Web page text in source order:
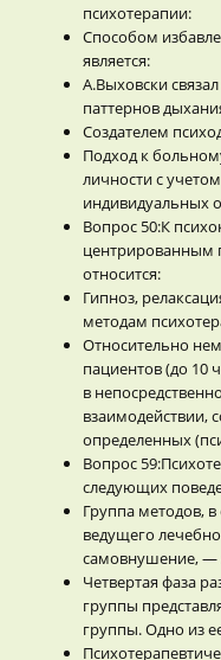
психотерапии:
Способом
является:
А.Выховски
паттернов
Создателем
Подход к
личности с
индивидуальных
Вопрос 50:К
центрированным
относится:
Гипноз,
методам
Относительно
пациентов (до 10
в
взаимодействии,
определенных
Вопрос
следующих
Группа методов,
ведущего
самовнушение, —
Четвертая фаза
группы
группы. Одно из